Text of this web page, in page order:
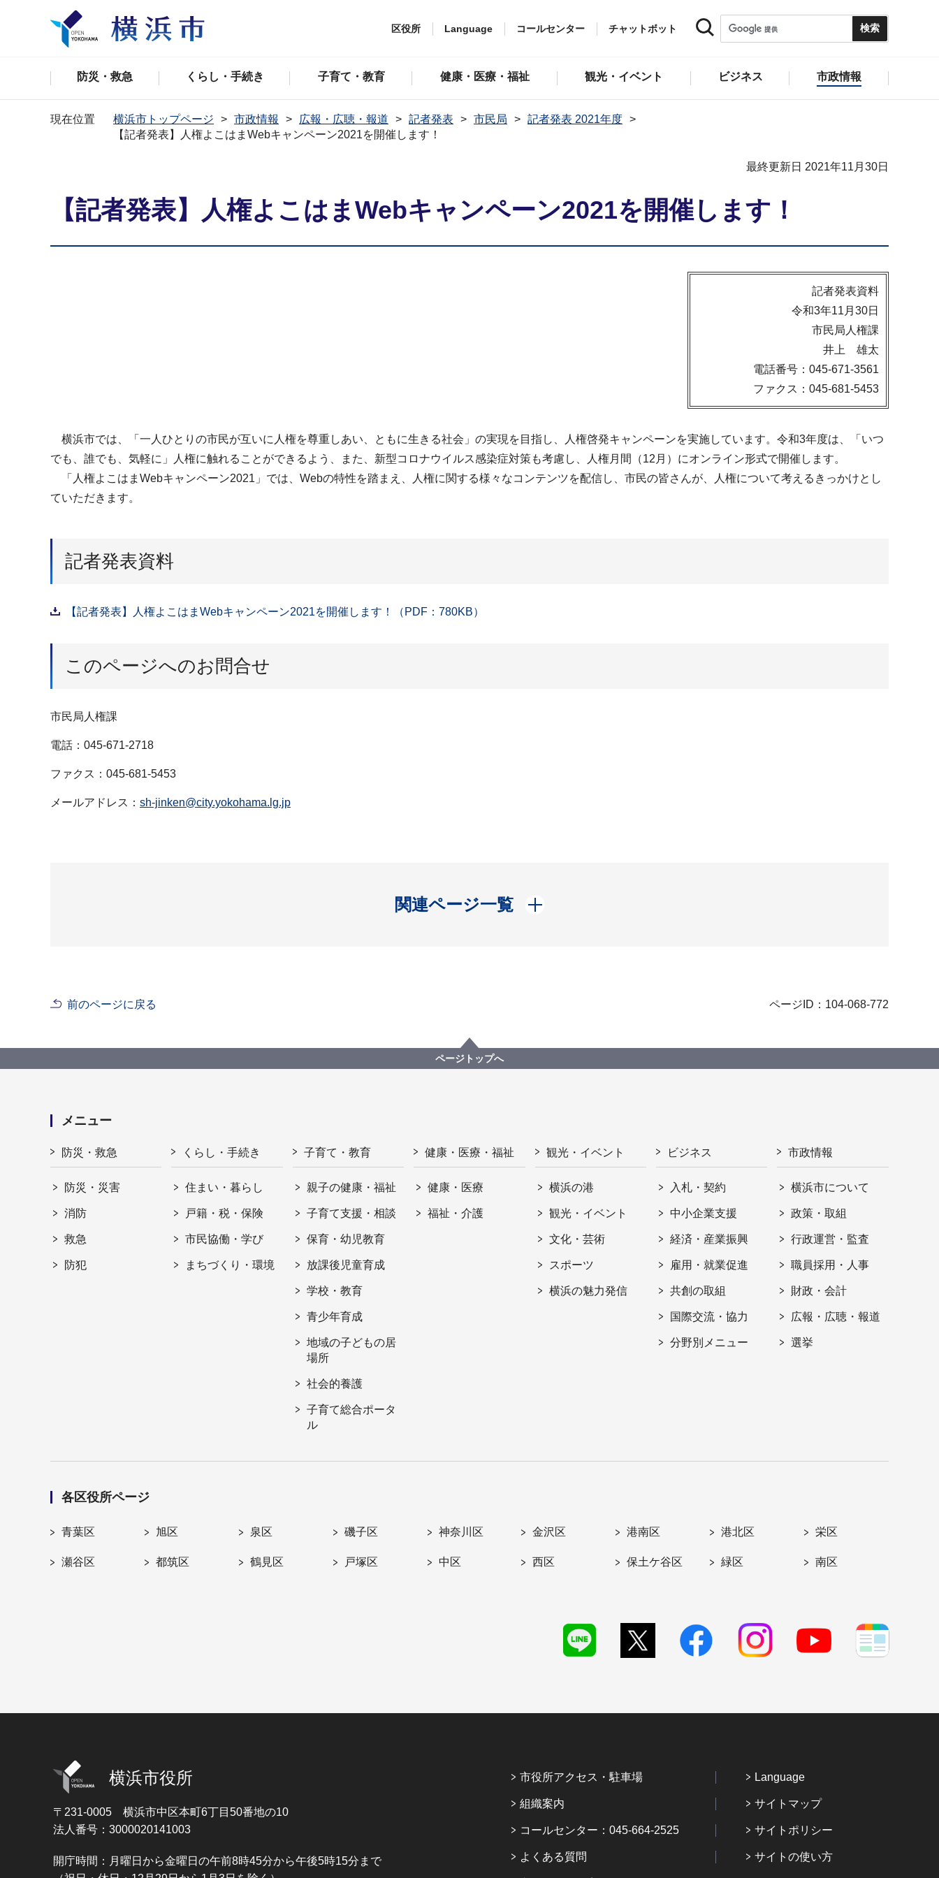
区役所 Language コールセンター チャットボット
防災・救急 くらし・手続き 子育て・教育 健康・医療・福祉 観光・イベント ビジネス 市政情報
現在位置 横浜市トップページ 市政情報 広報・広聴・報道 記者発表 市民局
記者発表 2021年度
【記者発表】人権よこはまWebキャンペーン2021を開催します！
最終更新日 2021年11月30日
【記者発表】人権よこはまWebキャンペーン2021を開催します！
記者発表資料
令和3年11月30日
市民局人権課
井上 雄太
電話番号：045-671-3561
ファクス：045-681-5453
横浜市では、「一人ひとりの市民が互いに人権を尊重しあい、ともに生きる社会」の実現を目指し、人権啓発キャンペーンを実施しています。令和3年度は、「いつ
でも、誰でも、気軽に」人権に触れることができるよう、また、新型コロナウイルス感染症対策も考慮し、人権月間（12月）にオンライン形式で開催します。
「人権よこはまWebキャンペーン2021」では、Webの特性を踏まえ、人権に関する様々なコンテンツを配信し、市民の皆さんが、人権について考えるきっかけとし
ていただきます。
記者発表資料
【記者発表】人権よこはまWebキャンペーン2021を開催します！（PDF：780KB）
このページへのお問合せ
市民局人権課
電話：045-671-2718
ファクス：045-681-5453
メールアドレス： sh-jinken@city.yokohama.lg.jp
関連ページ一覧
開く
前のページに戻る ページID：104-068-772
ページトップへ
メニュー
防災・救急
防災・災害
消防
救急
防犯
くらし・手続き
住まい・暮らし
戸籍・税・保険
市民協働・学び
まちづくり・環境
子育て・教育
親子の健康・福祉
子育て支援・相談
保育・幼児教育
放課後児童育成
学校・教育
青少年育成
地域の子どもの居
場所
社会的養護
子育て総合ポータ
ル
健康・医療・福祉
健康・医療
福祉・介護
観光・イベント
横浜の港
観光・イベント
文化・芸術
スポーツ
横浜の魅力発信
ビジネス
入札・契約
中小企業支援
経済・産業振興
雇用・就業促進
共創の取組
国際交流・協力
分野別メニュー
市政情報
横浜市について
政策・取組
行政運営・監査
職員採用・人事
財政・会計
広報・広聴・報道
選挙
各区役所ページ
青葉区 旭区 泉区 磯子区 神奈川区 金沢区 港南区 港北区 栄区
瀬谷区 都筑区 鶴見区 戸塚区 中区 西区 保土ケ谷区 緑区 南区
横浜市役所
〒231-0005 横浜市中区本町6丁目50番地の10
法人番号：3000020141003
開庁時間：月曜日から金曜日の午前8時45分から午後5時15分まで
市役所アクセス・駐車場
組織案内
コールセンター：045-664-2525
よくある質問
Language
サイトマップ
サイトポリシー
サイトの使い方